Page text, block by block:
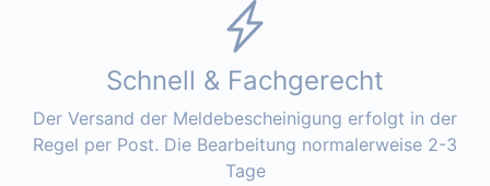
Schnell & Fachgerecht
Der Versand der Meldebescheinigung erfolgt in der
Regel per Post. Die Bearbeitung normalerweise 2-3
Tage